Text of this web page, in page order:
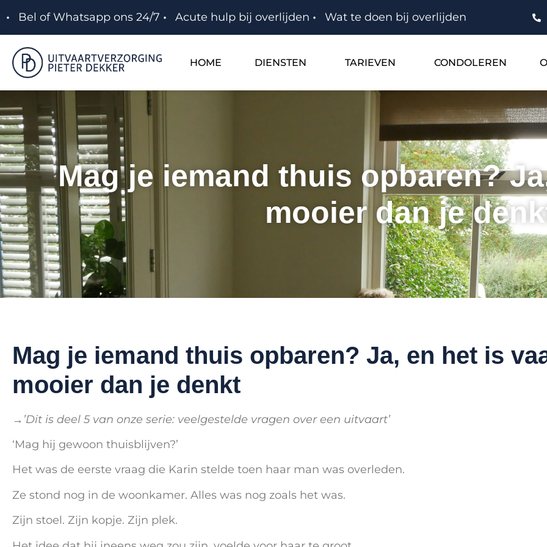
Bel of Whatsapp ons 24/7 Acute hulp bij overlijden Wat te doen bij overlijden
HOME DIENSTEN TARIEVEN CONDOLEREN
Mag je iemand thuis opbaren?
mooier dan je
Mag je iemand thuis opbaren? Ja, en het is
mooier dan je denkt
→ ’Dit is deel 5 van onze serie: veelgestelde vragen over een uitvaart’
‘Mag hij gewoon thuisblijven?’
Het was de eerste vraag die Karin stelde toen haar man was overleden.
Ze stond nog in de woonkamer. Alles was nog zoals het was.
Zijn stoel. Zijn kopje. Zijn plek.